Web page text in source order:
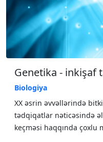
Genetika - inkişaf
Biologiya
ХХ əsrin əvvəllərində
tədqiqatlar nəticəsində
kеçməsi haqqında çохlu